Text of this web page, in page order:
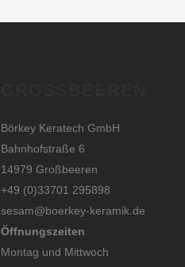
Börkey Keratech GmbH
Bahnhofstraße 6
14979 Großbeeren
+49 (0)33701 295898
sesam@boerkey-keramik.de
Öffnungszeiten
Montag und Mittwoch